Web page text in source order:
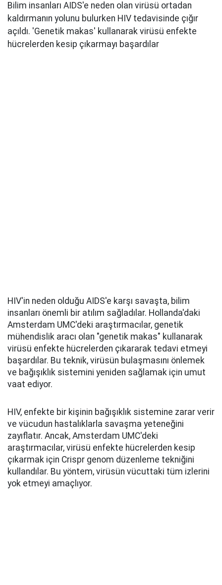
Bilim insanları AIDS'e neden olan virüsü ortadan
kaldırmanın yolunu bulurken HIV tedavisinde çığır
açıldı. 'Genetik makas' kullanarak virüsü enfekte
hücrelerden kesip çıkarmayı başardılar
HIV'in neden olduğu AIDS'e karşı savaşta, bilim
insanları önemli bir atılım sağladılar. Hollanda'daki
Amsterdam UMC'deki araştırmacılar, genetik
mühendislik aracı olan "genetik makas" kullanarak
virüsü enfekte hücrelerden çıkararak tedavi etmeyi
başardılar. Bu teknik, virüsün bulaşmasını önlemek
ve bağışıklık sistemini yeniden sağlamak için umut
vaat ediyor.
HIV, enfekte bir kişinin bağışıklık sistemine zarar verir
ve vücudun hastalıklarla savaşma yeteneğini
zayıflatır. Ancak, Amsterdam UMC'deki
araştırmacılar, virüsü enfekte hücrelerden kesip
çıkarmak için Crispr genom düzenleme tekniğini
kullandılar. Bu yöntem, virüsün vücuttaki tüm izlerini
yok etmeyi amaçlıyor.